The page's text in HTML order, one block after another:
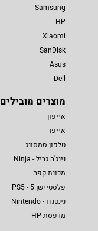
Samsung
HP
Xiaomi
SanDisk
Asus
Dell
מוצרים מובילים
אייפון
אייפד
טלפון סמסונג
נינג'ה גריל - Ninja
מכונת קפה
פלסטיישן 5 - PS5
נינטנדו - Nintendo
מדפסת HP